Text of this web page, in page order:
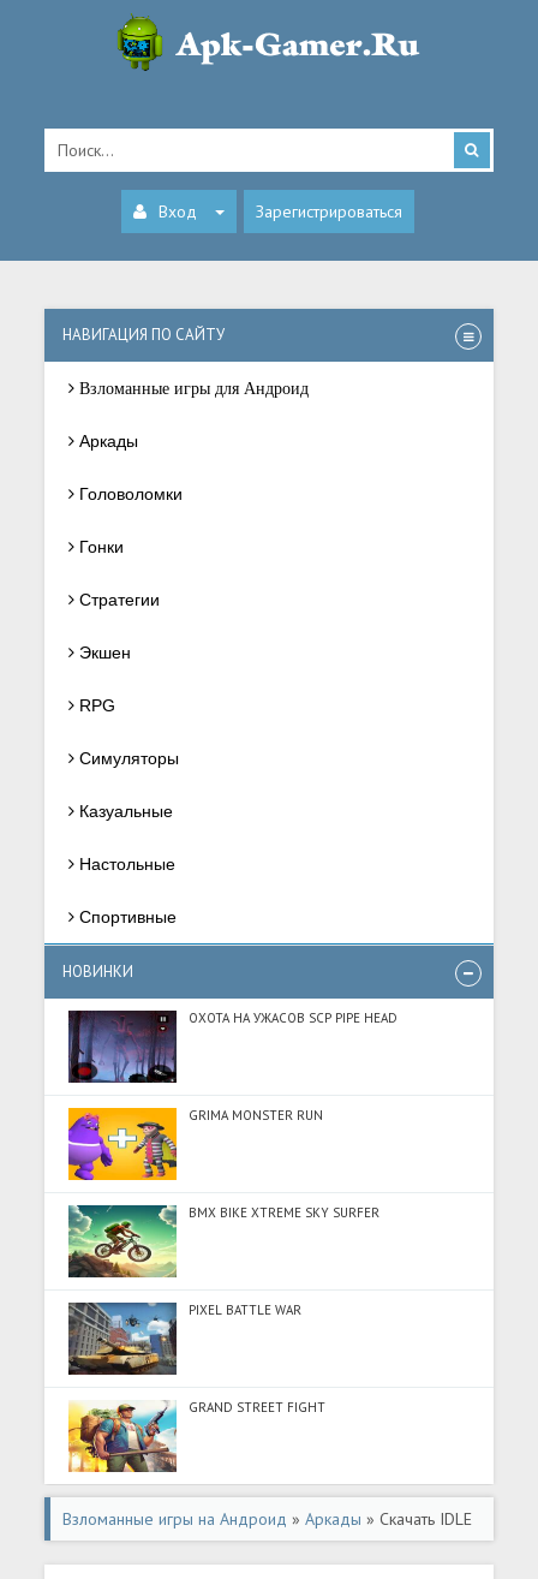
Вход Зарегистрироваться
НАВИГАЦИЯ ПО САЙТУ
Взломанные игры для Андроид
Аркады
Головоломки
Гонки
Стратегии
Экшен
RPG
Симуляторы
Казуальные
Настольные
Спортивные
НОВИНКИ
ОХОТА НА УЖАСОВ SCP PIPE HEAD
GRIMA MONSTER RUN
BMX BIKE XTREME SKY SURFER
PIXEL BATTLE WAR
GRAND STREET FIGHT
Взломанные игры на Андроид »Аркады » Скачать IDLE
Spa Salon - 3D Arcade (Разблокировано все) на